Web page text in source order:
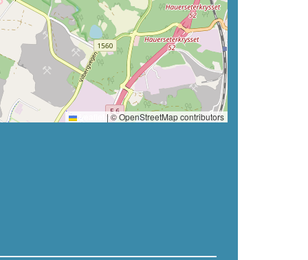
Leaflet | © OpenStreetMap contributors